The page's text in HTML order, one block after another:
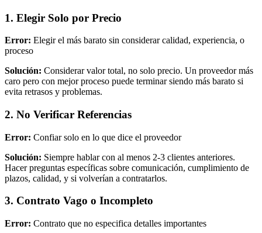
1. Elegir Solo por Precio
Error: Elegir el más barato sin considerar calidad, experiencia, o
proceso
Solución: Considerar valor total, no solo precio. Un proveedor más
caro pero con mejor proceso puede terminar siendo más barato si
evita retrasos y problemas.
2. No Verificar Referencias
Error: Confiar solo en lo que dice el proveedor
Solución: Siempre hablar con al menos 2-3 clientes anteriores.
Hacer preguntas específicas sobre comunicación, cumplimiento de
plazos, calidad, y si volverían a contratarlos.
3. Contrato Vago o Incompleto
Error: Contrato que no especifica detalles importantes